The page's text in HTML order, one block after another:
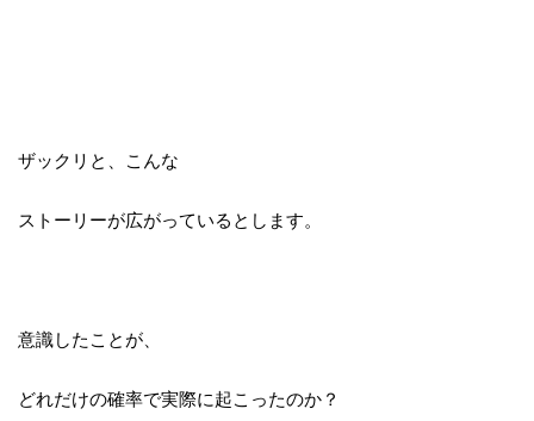
ザックリと、こんな
ストーリーが広がっているとします。
意識したことが、
どれだけの確率で実際に起こったのか？